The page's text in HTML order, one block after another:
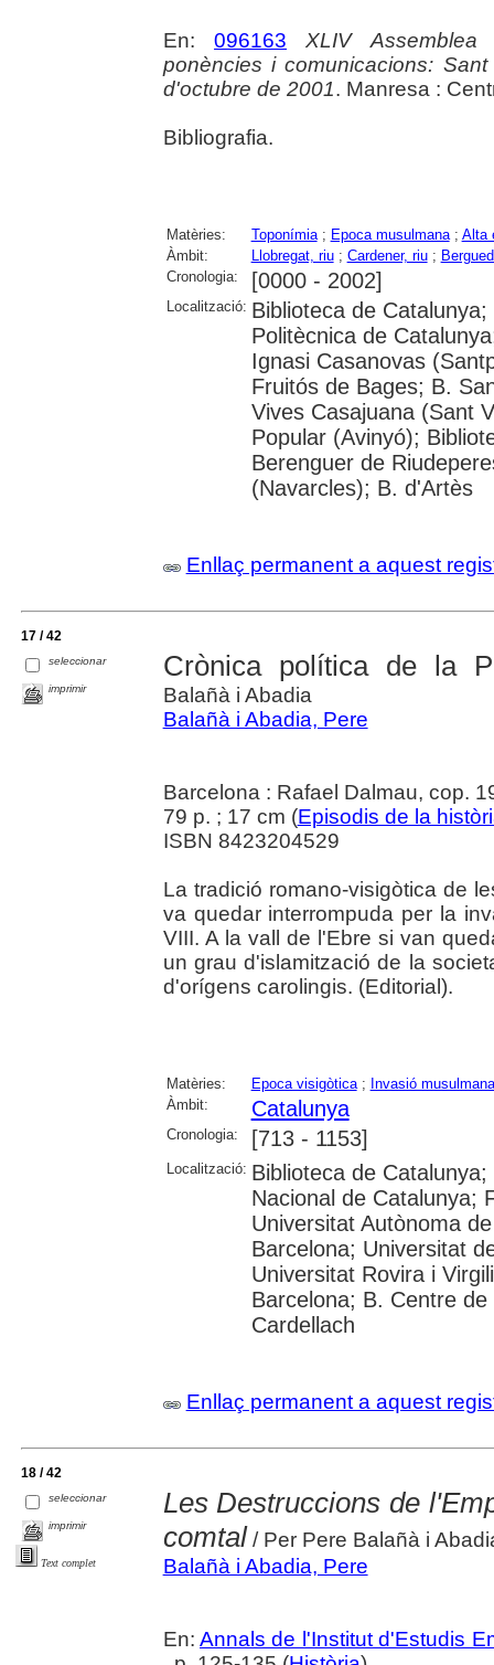
En:096163
XLIV
ponències i comunicacions:
d'octubre de 2001. Manresa :
Bibliografia.
Matèries: Toponímia; Epoca musulmana; Alta
Àmbit:
Llobregat, riu; Cardener, riu;
Cronologia:
[0000 - 2002]
Localització: Biblioteca de
Politècnica de
Ignasi Casanovas
Fruitós de Bages; B.
Vives Casajuana (Sant
Popular (Avinyó);
Berenguer de
(Navarcles); B. d'Artès
Enllaç permanent a aquest
17 / 42
seleccionar
imprimir
Crònica política de la
Balañà i Abadia
Balañà i Abadia, Pere
Barcelona : Rafael Dalmau, cop.
79 p. ; 17 cm (Episodis de la
ISBN 8423204529
La tradició romano-visigòtica de
va quedar interrompuda per la
VIII. A la vall de l'Ebre si van
un grau d'islamització de la
d'orígens carolingis. (Editorial).
Matèries: Epoca visigòtica; Invasió musulmana
Àmbit:
Catalunya
Cronologia: [713 - 1153]
Localització: Biblioteca de
Nacional de Catalunya;
Universitat Autònoma
Barcelona; Universitat
Universitat Rovira i
Barcelona; B. Centre
Cardellach
Enllaç permanent a aquest
18 / 42
seleccionar
imprimir
Text complet
Les Destruccions de
comtal/ Per Pere Balañà i
Balañà i Abadia, Pere
En:Annals de l'Institut d'Estudis